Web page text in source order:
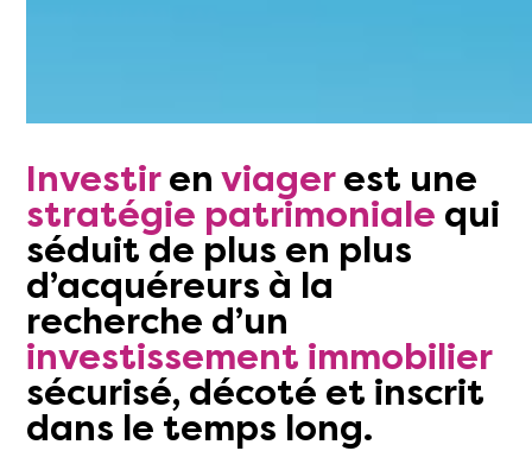
Investir en viager est une
stratégie patrimoniale qui
séduit de plus en plus
d’acquéreurs à la
recherche d’un
investissement immobilier
sécurisé, décoté et inscrit
dans le temps long.